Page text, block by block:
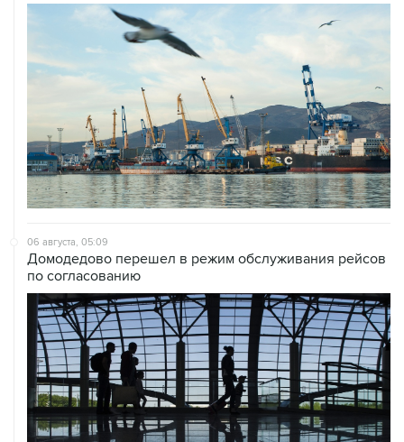
06 августа, 05:09
Домодедово перешел в режим обслуживания рейсов
по согласованию